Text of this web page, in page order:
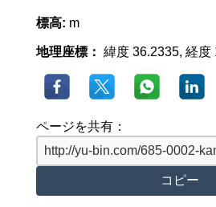
標高: m
地理座標： 緯度 36.2335, 経度
ページを共有：
コピー